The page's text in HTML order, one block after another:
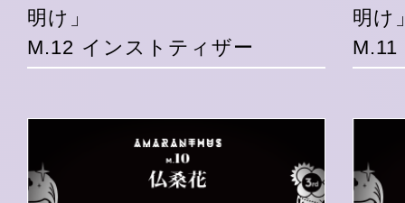
明け」
M.12 インストティザー
明け